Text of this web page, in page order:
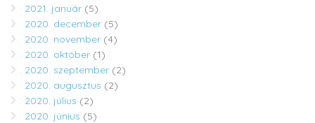
2021. január (5)
2020. december (5)
2020. november (4)
2020. október (1)
2020. szeptember (2)
2020. augusztus (2)
2020. július (2)
2020. június (5)